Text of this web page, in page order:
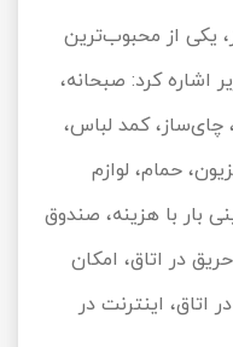
یکی از محبوب‌ترین
اشاره کرد: صبحانه،
چای‌ساز، کمد لباس،
حمام، لوازم
بار با هزینه، صندوق
در اتاق، امکان
اتاق، اینترنت در